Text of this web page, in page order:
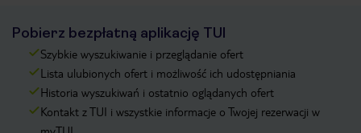
Pobierz bezpłatną aplikację TUI
Szybkie wyszukiwanie i przeglądanie ofert
Lista ulubionych ofert i możliwość ich udostępniania
Historia wyszukiwań i ostatnio oglądanych ofert
Kontakt z TUI i wszystkie informacje o Twojej rezerwacji w